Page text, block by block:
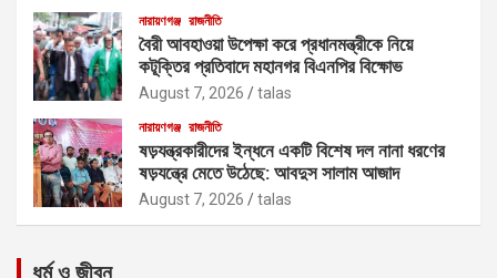
নারায়ণগঞ্জ রাজনীতি
বৈরী আবহাওয়া উপেক্ষা করে প্রধানমন্ত্রীকে নিয়ে
কটূক্তির প্রতিবাদে মহানগর বিএনপির বিক্ষোভ
August 7, 2026 talas
নারায়ণগঞ্জ রাজনীতি
ষড়যন্ত্রকারীদের ইন্ধনে একটি বিশেষ দল নানা ধরণের
ষড়যন্ত্রে মেতে উঠেছে: আবদুস সালাম আজাদ
August 7, 2026 talas
ধর্ম ও জীবন